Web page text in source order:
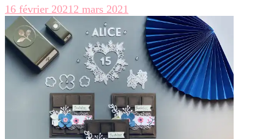
16 février 20212 mars 2021